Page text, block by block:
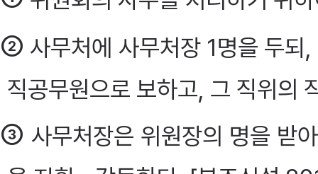
② 사무처에 사무처장 1명을 두
직공무원으로 보하고, 그 직위의
③ 사무처장은 위원장의 명을 받